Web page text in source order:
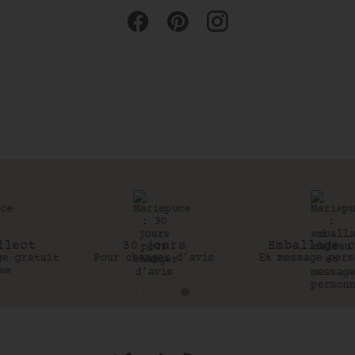
Pour changer d’avis
Emballage cadeau
Et message personnalisé